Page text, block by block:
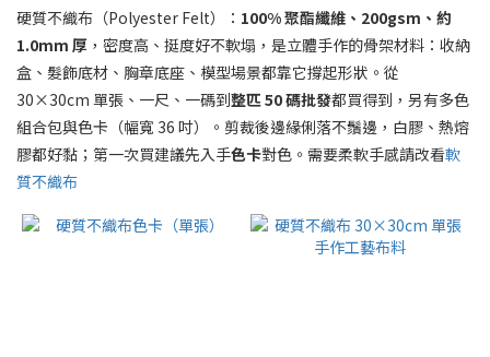
價格
(NT$)
~
硬質不織布（Polyester Felt）： 100% 聚酯纖維、200gsm、約
1.0mm 厚 ，密度高、挺度好不軟塌，是立體手作的骨架材料：收納
盒、髮飾底材、胸章底座、模型場景都靠它撐起形狀。從
30×30cm 單張、一尺、一碼到整匹 50 碼批發都買得到，另有多色
組合包與色卡（幅寬 36 吋）。剪裁後邊緣俐落不鬚邊，白膠、熱熔
膠都好黏；第一次買建議先入手色卡對色。需要柔軟手感請改看軟
質不織布